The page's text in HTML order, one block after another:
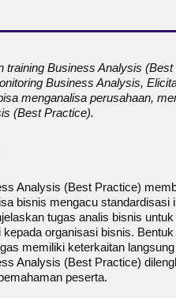
training Business Analysis
Business Analysis,
menganalisa perusahaan,
(Best Practice).
Analysis (Best Practice)
bisnis mengacu
tugas analis bisnis
kepada organisasi bisnis.
memiliki keterkaitan
Analysis (Best Practice)
peserta.